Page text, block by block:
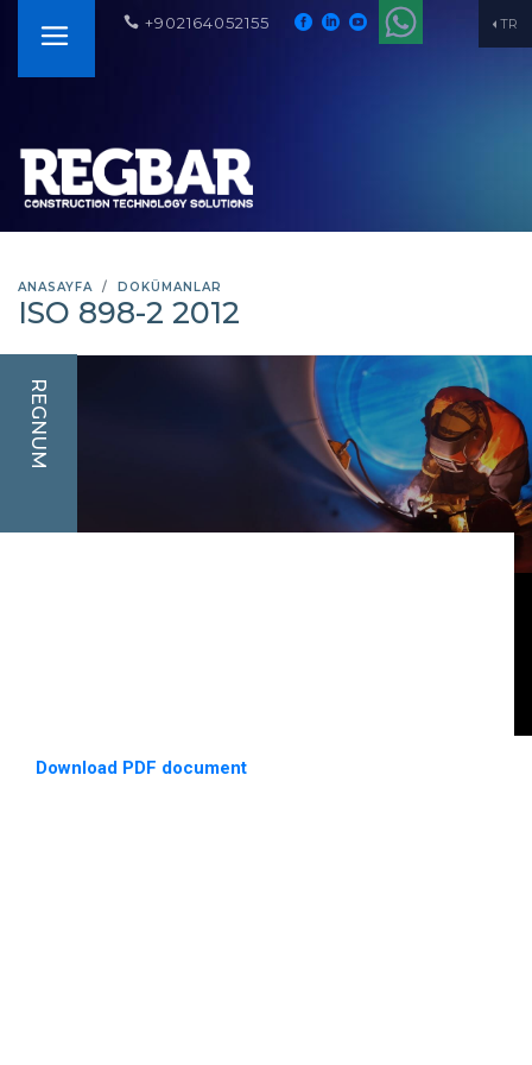
TR
+902164052155
ANASAYFA DOKÜMANLAR
ISO 898-2 2012
REGNUM
Download PDF document